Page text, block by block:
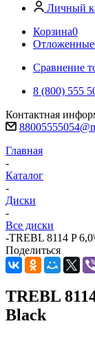
Личный
Корзина0
Отложенные
Сравнение
8 (800) 555
Контактная
Главная
-
Каталог
-
Диски
-
Все диски
-TREBL 8114 P
Поделиться
TREBL
Black